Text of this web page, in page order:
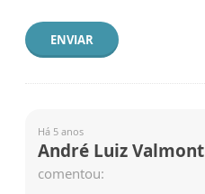
ENVIAR
Há 5 anos
André Luiz Valmont
comentou: